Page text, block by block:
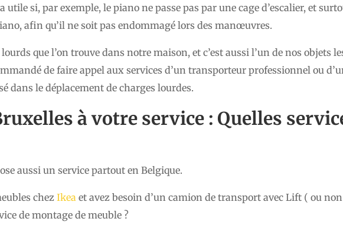
utile si, par exemple, le piano ne passe pas par une cage d’escalier, et
afin qu’il ne soit pas endommagé lors des manœuvres.
que l’on trouve dans notre maison, et c’est aussi l’un de nos objets
de faire appel aux services d’un transporteur professionnel ou
dans le déplacement de charges lourdes.
à votre service : Quelles
aussi un service partout en Belgique.
chez Ikea et avez besoin d’un camion de transport avec Lift ( ou
de montage de meuble ?